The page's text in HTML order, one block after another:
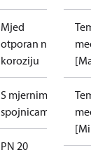
Mjed
otporan na
koroziju
S mjernim
spojnicama
PN 20